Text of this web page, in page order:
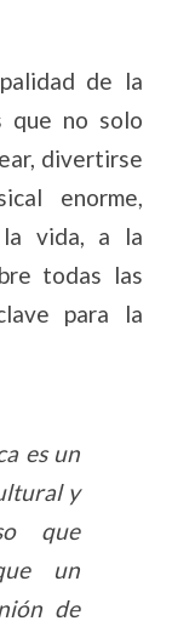
de la
que no solo
divertirse
enorme,
la vida, a la
todas las
para la
es un
y
que
un
de